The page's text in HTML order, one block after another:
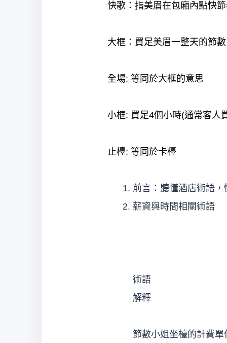
快歌：指美眉在包廂內點快
大框：買足美眉一整天的節
全場: 等同於大框的意思
小框: 買足4個小時(通常客人
止檯: 等同於卡檯
前言：聽懂酒店術語
薪資與時間相關術語
術語
解釋
節數小姐坐檯的計費